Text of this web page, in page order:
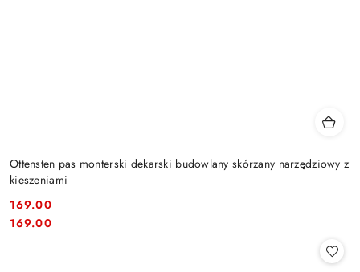
Ottensten pas monterski dekarski budowlany skórzany narzędziowy z
kieszeniami
Cena:
169.00
Cena:
169.00